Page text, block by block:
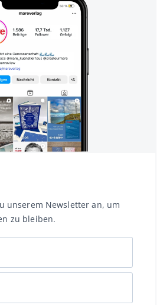
unserem Newsletter an, um
zu bleiben.